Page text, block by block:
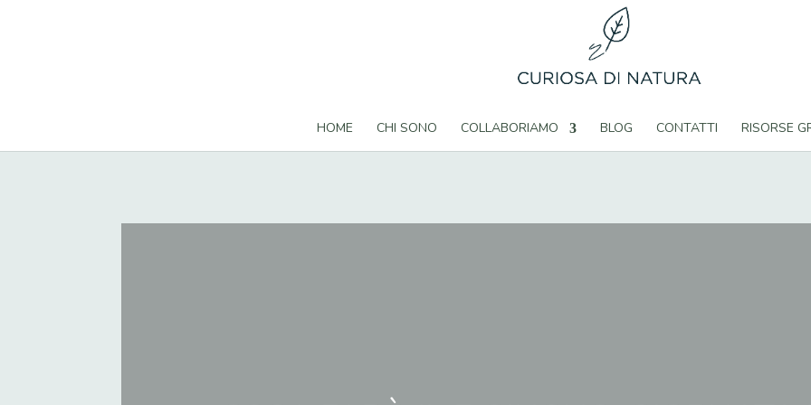
HOME CHI SONO COLLABORIAMO BLOG CONTATTI RISORSE